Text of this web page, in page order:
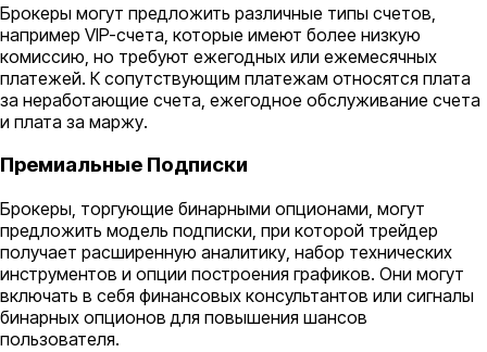
Брокеры могут предложить различные типы счетов,
например VIP-счета, которые имеют более низкую
комиссию, но требуют ежегодных или ежемесячных
платежей. К сопутствующим платежам относятся плата
за неработающие счета, ежегодное обслуживание счета
и плата за маржу.
Премиальные Подписки
Брокеры, торгующие бинарными опционами, могут
предложить модель подписки, при которой трейдер
получает расширенную аналитику, набор технических
инструментов и опции построения графиков. Они могут
включать в себя финансовых консультантов или сигналы
бинарных опционов для повышения шансов
пользователя.